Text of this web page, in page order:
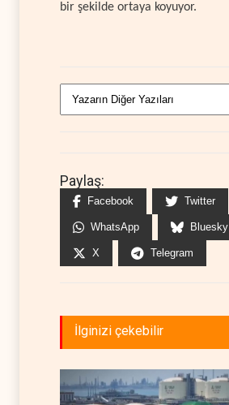
bir şekilde ortaya koyuyor.
Paylaş:
Facebook Twitter
WhatsApp Bluesky
X Telegram
İlginizi çekebilir